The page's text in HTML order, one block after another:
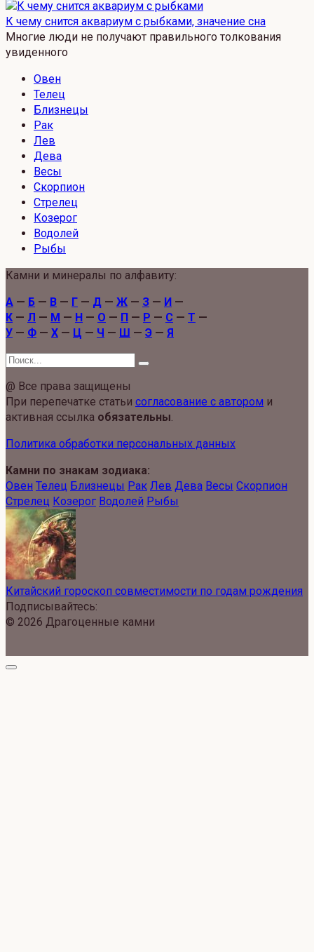
К чему снится аквариум с рыбками, значение сна
Многие люди не получают правильного толкования
увиденного
Овен
Телец
Близнецы
Рак
Лев
Дева
Весы
Скорпион
Стрелец
Козерог
Водолей
Рыбы
Камни и минералы по алфавиту:
А — Б — В — Г — Д — Ж — З — И —
К — Л — М — Н — О — П — Р — С — Т —
У — Ф — Х — Ц — Ч — Ш — Э — Я
Search
@ Все права защищены
При перепечатке статьи согласование с автором и
активная ссылка обязательны.
Политика обработки персональных данных
Камни по знакам зодиака:
Овен Телец Близнецы Рак Лев Дева Весы Скорпион
Стрелец Козерог Водолей Рыбы
Китайский гороскоп совместимости по годам рождения
Подписывайтесь:
© 2026 Драгоценные камни